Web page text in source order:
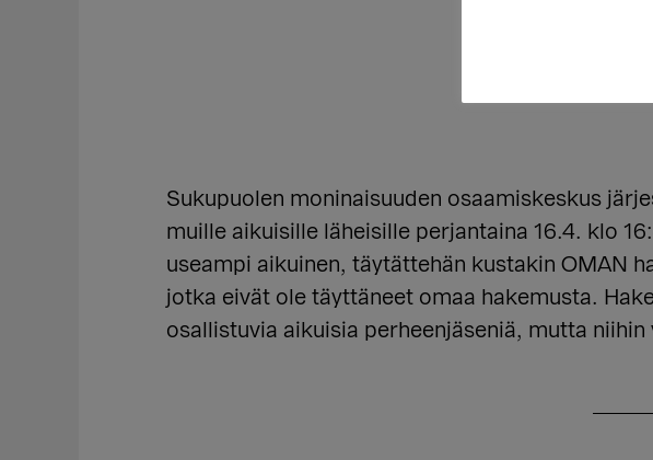
Sukupuolen moninaisuuden osaamiskeskus
muille aikuisille läheisille perjantaina 16.4. klo
useampi aikuinen, täytättehän kustakin OMAN
jotka eivät ole täyttäneet omaa hakemusta.
osallistuvia aikuisia perheenjäseniä, mutta niihin